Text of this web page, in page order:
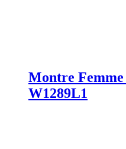
Montre Femme
W1289L1